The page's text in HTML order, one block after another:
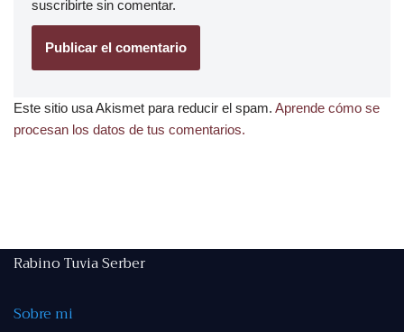
suscribirte sin comentar.
Este sitio usa Akismet para reducir el spam. Aprende cómo se
procesan los datos de tus comentarios.
Rabino Tuvia Serber
Sobre mi